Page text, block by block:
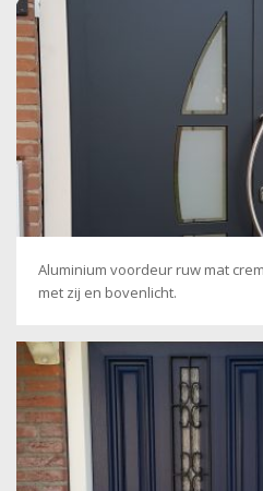
Aluminium voordeur ruw mat
met zij en bovenlicht.